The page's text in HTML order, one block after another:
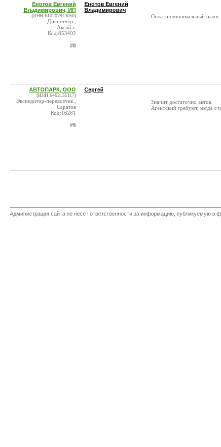
Енотов Евгений
Владимирович, ИП
(ИНН:610207943050)
Диспетчер ,
Аксай г.
Код:853402
#8
Енотов Евгений
Владимирович
Оплатил минимальный налог
АВТОПАРК, ООО
(ИНН:6452135117)
Экспедитор-перевозчик ,
Саратов
Код:16281
#9
Сергей
Значит достаточно актов.
Агентский требуют, когда
Администрация сайта не несет ответственности за информацию, публикуемую